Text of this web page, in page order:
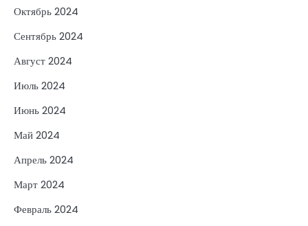
Октябрь 2024
Сентябрь 2024
Август 2024
Июль 2024
Июнь 2024
Май 2024
Апрель 2024
Март 2024
Февраль 2024